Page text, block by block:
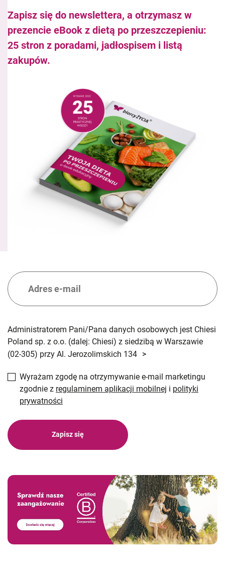
Zapisz się do newslettera, a otrzymasz w
prezencie eBook z dietą po przeszczepieniu:
25 stron z poradami, jadłospisem i listą
zakupów.
Administratorem Pani/Pana danych osobowych jest Chiesi
Poland sp. z o.o. (dalej: Chiesi) z siedzibą w Warszawie
(02-305) przy Al. Jerozolimskich 134 >
Wyrażam zgodę na otrzymywanie e-mail marketingu
zgodnie z regulaminem aplikacji mobilnej i polityki
prywatności
Zapisz się